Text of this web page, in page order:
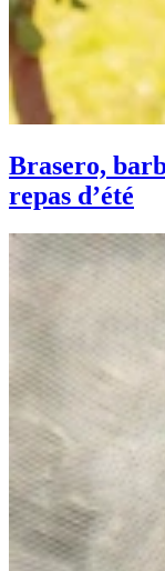
Brasero,
repas d’été